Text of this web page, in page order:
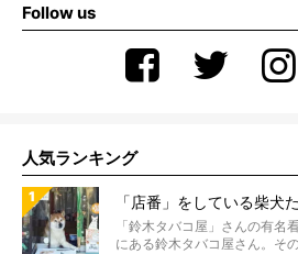
Follow us
人気ランキング
「店番」をしている柴
「鈴木タバコ屋」さんの有名
にある鈴木タバコ屋さん。そ